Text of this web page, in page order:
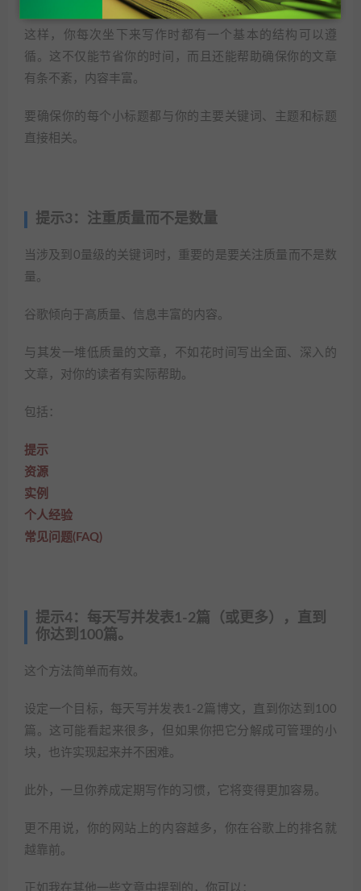
这样，你每次坐下来写作时都有一个基本的结构可以遵
循。这不仅能节省你的时间，而且还能帮助确保你的文章
有条不紊，内容丰富。
要确保你的每个小标题都与你的主要关键词、主题和标题
直接相关。
提示3：注重质量而不是数量
当涉及到0量级的关键词时，重要的是要关注质量而不是数
量。
谷歌倾向于高质量、信息丰富的内容。
与其发一堆低质量的文章，不如花时间写出全面、深入的
文章，对你的读者有实际帮助。
包括：
提示
资源
实例
个人经验
常见问题(FAQ)
提示4：每天写并发表1-2篇（或更多），直到
你达到100篇。
这个方法简单而有效。
设定一个目标，每天写并发表1-2篇博文，直到你达到100
篇。这可能看起来很多，但如果你把它分解成可管理的小
块，也许实现起来并不困难。
此外，一旦你养成定期写作的习惯，它将变得更加容易。
更不用说，你的网站上的内容越多，你在谷歌上的排名就
越靠前。
正如我在其他一些文章中提到的，你可以：